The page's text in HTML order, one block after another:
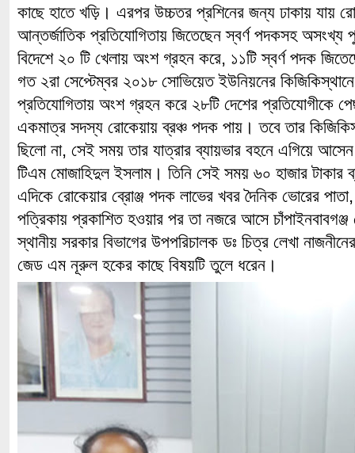
কাছে হাতে খড়ি। এরপর উচ্চতর প্রশিনের জন্য ঢাকায় যায়
আন্তর্জাতিক প্রতিযোগিতায় জিতেছেন স্বর্ণ পদকসহ
বিদেশে ২০ টি খেলায় অংশ গ্রহন করে, ১১টি স্বর্ণ পদক
গত ২রা সেপ্টেম্বর ২০১৮ সোভিয়েত ইউনিয়নের কিজিকিস্থানে
প্রতিযোগিতায় অংশ গ্রহন করে ২৮টি দেশের প্রতিযোগীকে
একমাত্র সদস্য রোকেয়ায় ব্রঞ্চ পদক পায়। তবে তার
ছিলো না, সেই সময় তার যাত্রার ব্যায়ভার বহনে এগিয়ে আসেন
টিএম মোজাহিদুল ইসলাম। তিনি সেই সময় ৬০ হাজার টাকার
এদিকে রোকেয়ার ব্রোঞ্জ পদক লাভের খবর দৈনিক ভোরের
পত্রিকায় প্রকাশিত হওয়ার পর তা নজরে আসে চাঁপাইনবাবগঞ্জ
স্থানীয় সরকার বিভাগের উপপরিচালক ডঃ চিত্র লেখা
জেড এম নূরুল হকের কাছে বিষয়টি তুলে ধরেন।